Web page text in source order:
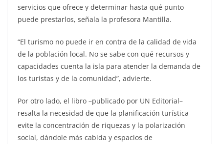
servicios que ofrece y determinar hasta qué punto
puede prestarlos, señala la profesora Mantilla.
“El turismo no puede ir en contra de la calidad de vida
de la población local. No se sabe con qué recursos y
capacidades cuenta la isla para atender la demanda de
los turistas y de la comunidad”, advierte.
Por otro lado, el libro –publicado por UN Editorial–
resalta la necesidad de que la planificación turística
evite la concentración de riquezas y la polarización
social, dándole más cabida y espacios de